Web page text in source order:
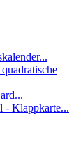
- Klappkarte...